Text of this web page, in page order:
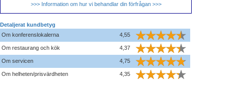
>>> Information om hur vi behandlar din förfrågan >>>
Detaljerat kundbetyg
Om konferenslokalerna
4,55
Om restaurang och kök 4,37
Om servicen 4,75
Om helheten/prisvärdheten 4,35